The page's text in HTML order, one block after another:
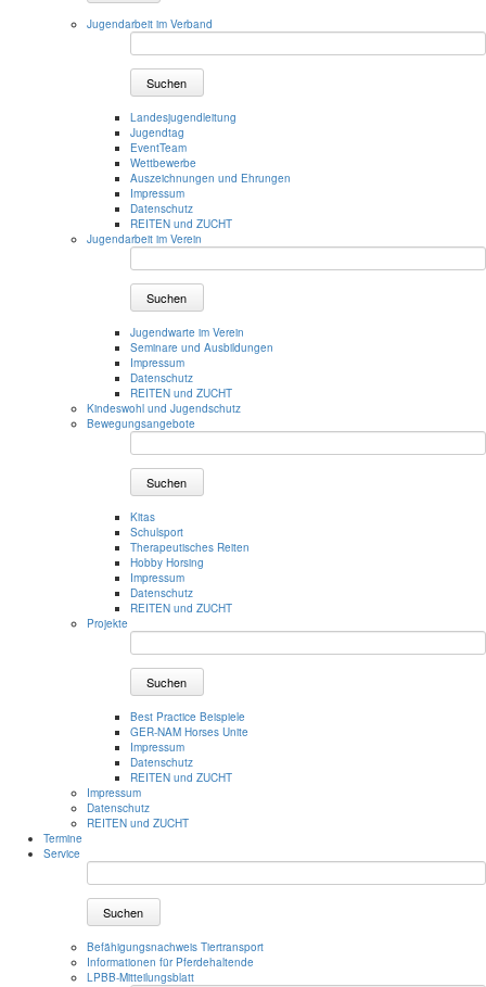
Jugendarbeit im Verband
Suchen
Landesjugendleitung
Jugendtag
EventTeam
Wettbewerbe
Auszeichnungen und Ehrungen
Impressum
Datenschutz
REITEN und ZUCHT
Jugendarbeit im Verein
Suchen
Jugendwarte im Verein
Seminare und Ausbildungen
Impressum
Datenschutz
REITEN und ZUCHT
Kindeswohl und Jugendschutz
Bewegungsangebote
Suchen
Kitas
Schulsport
Therapeutisches Reiten
Hobby Horsing
Impressum
Datenschutz
REITEN und ZUCHT
Projekte
Suchen
Best Practice Beispiele
GER-NAM Horses Unite
Impressum
Datenschutz
REITEN und ZUCHT
Impressum
Datenschutz
REITEN und ZUCHT
Termine
Service
Suchen
Befähigungsnachweis Tiertransport
Informationen für Pferdehaltende
LPBB-Mitteilungsblatt